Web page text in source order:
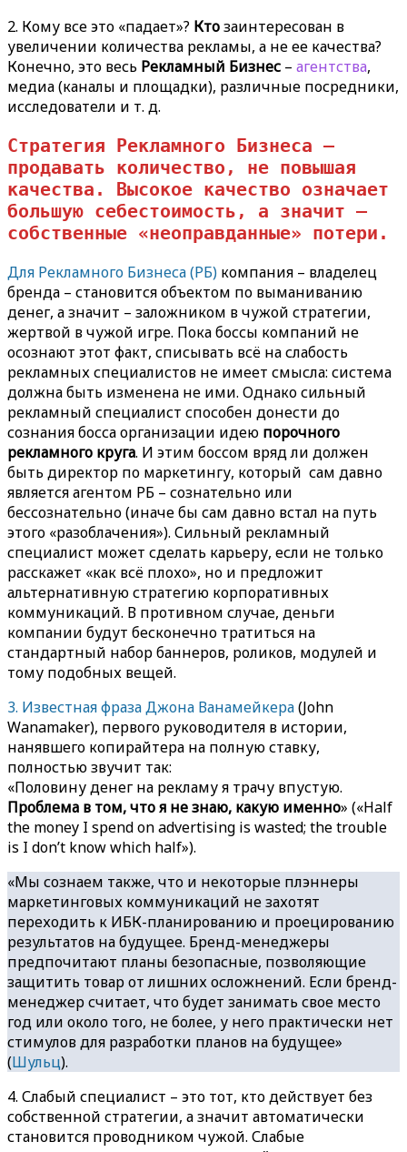
2. Кому все это «падает»? Ктозаинтересован в
увеличении количества рекламы, а не ее качества?
Конечно, это весь Рекламный Бизнес – агентства,
медиа (каналы и площадки), различные посредники,
исследователи и т. д.
Стратегия Рекламного Бизнеса –
продавать количество, не повышая
качества. Высокое качество означает
большую себестоимость, а значит –
собственные «неоправданные» потери.
Для Рекламного Бизнеса (РБ) компания – владелец
бренда – становится объектом по выманиванию
денег, а значит – заложником в чужой стратегии,
жертвой в чужой игре. Пока боссы компаний не
осознают этот факт, списывать всё на слабость
рекламных специалистов не имеет смысла: система
должна быть изменена не ими. Однако сильный
рекламный специалист способен донести до
сознания босса организации идею порочного
рекламного круга. И этим боссом вряд ли должен
быть директор по маркетингу, который сам давно
является агентом РБ – сознательно или
бессознательно (иначе бы сам давно встал на путь
этого «разоблачения»). Сильный рекламный
специалист может сделать карьеру, если не только
расскажет «как всё плохо», но и предложит
альтернативную стратегию корпоративных
коммуникаций. В противном случае, деньги
компании будут бесконечно тратиться на
стандартный набор баннеров, роликов, модулей и
тому подобных вещей.
3. Известная фраза Джона Ванамейкера(John
Wanamaker), первого руководителя в истории,
нанявшего копирайтера на полную ставку,
полностью звучит так:
«Половину денег на рекламу я трачу впустую.
Проблема в том, что я не знаю, какую именно» («Half
the money I spend on advertising is wasted; the trouble
is I don’t know which half»).
«Мы сознаем также, что и некоторые плэннеры
маркетинговых коммуникаций не захотят
переходить к ИБК-планированию и проецированию
результатов на будущее. Бренд-менеджеры
предпочитают планы безопасные, позволяющие
защитить товар от лишних осложнений. Если бренд-
менеджер считает, что будет занимать свое место
год или около того, не более, у него практически нет
стимулов для разработки планов на будущее»
(Шульц).
4. Слабый специалист – это тот, кто действует без
собственной стратегии, а значит автоматически
становится проводником чужой. Слабые